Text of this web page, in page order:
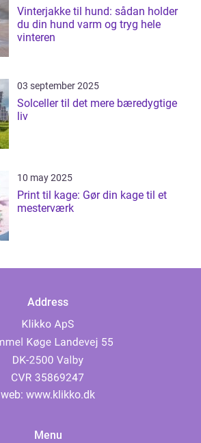
Vinterjakke til hund: sådan holder
du din hund varm og tryg hele
vinteren
03 september 2025
Solceller til det mere bæredygtige
liv
10 may 2025
Print til kage: Gør din kage til et
mesterværk
Address
web: www.klikko.dk
Menu